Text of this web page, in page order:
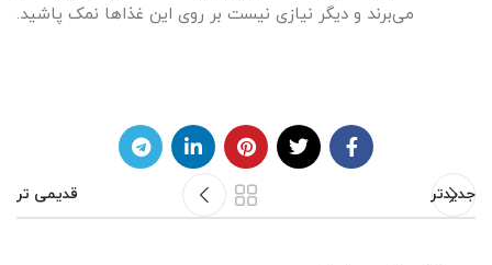
می‌برند و دیگر نیازی نیست بر روی این غذاها نمک پاشید.
جدیدتر قدیمی تر